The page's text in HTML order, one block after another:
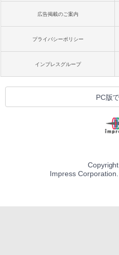
広告掲載のご案内
プライバシーポリシー
インプレスグループ
PC版
Impress